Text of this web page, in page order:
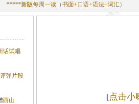
*****新版每周一读（书面+口语+语法+词汇）
话试唱
评弹片段
西山
[点击小